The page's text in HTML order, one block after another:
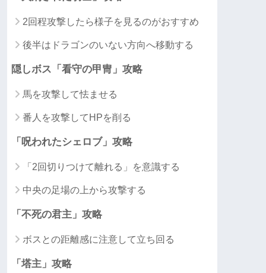
2回程攻撃したら様子を見るのがおすすめ
後半はドラゴンのいない方向へ移動する
隠しボス「看守の甲冑」攻略
馬を攻撃して怯ませる
番人を攻撃してHPを削る
「呪われたシェロブ」攻略
「2回切りつけて離れる」を意識する
中央の足場の上から攻撃する
「不死の君主」攻略
ボスとの距離感に注意して立ち回る
「塔主」攻略